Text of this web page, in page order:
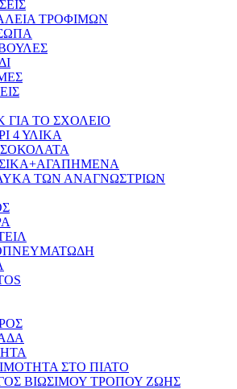
ΤΡΟΦΙΜΩΝ
ΓΙΑ ΤΟ ΣΧΟΛΕΙΟ
4 ΥΛΙΚΑ
ΤΩΝ ΑΝΑΓΝΩΣΤΡΙΩΝ
ΣΤΟ ΠΙΑΤΟ
ΒΙΩΣΙΜΟΥ ΤΡΟΠΟΥ ΖΩΗΣ